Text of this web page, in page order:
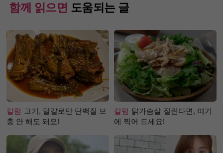
함께 읽으면 도움되는 글
칼럼 고기, 달걀로만 단백질 보
충 안 해도 돼요!
칼럼 닭가슴살 질린다면, 여기
에 찍어 드세요!